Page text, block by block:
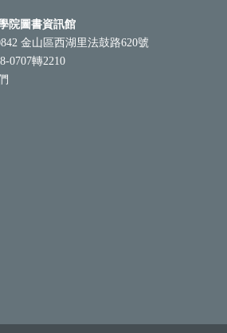
院圖書資訊館
金山區西湖里法鼓路620號
0707轉2210